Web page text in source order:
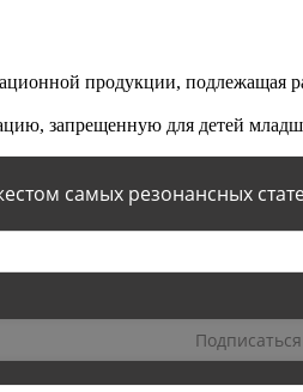
продукции, подлежащая
запрещенную для детей
самых резонансных